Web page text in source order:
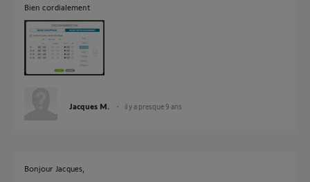
Bien cordialement
Jacques M. il y a presque 9 ans
Bonjour Jacques,